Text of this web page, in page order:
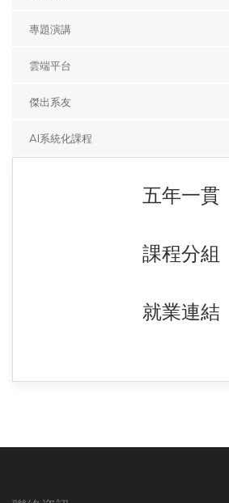
專題演講
雲端平台
傑出系友
AI系統化課程
五年一貫
課程分組
就業連結